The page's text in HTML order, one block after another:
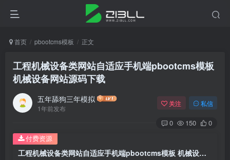
首页 pbootcms模板 正文
工程机械设备类网站自适应手机端pbootcms模板
机械设备网站源码下载
五年舔狗三年模拟
1年前发布
关注 私信
0 150 0
工程机械设备类网站自适应手机端pbootcms模板 机械设备网站源码下载
付费资源